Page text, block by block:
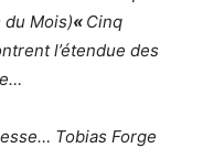
du Mois)« Cinq
l’étendue des
Tobias Forge